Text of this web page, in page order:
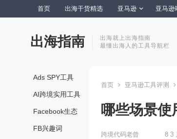
首页 出海干货精选 亚马逊 亚马逊
出海指南
出海就上出海指南
最懂出海人的工具导航栏
Ads SPY工具
AI跨境实用工具
Facebook生态
FB兴趣词
首页 亚马逊工具评测
哪些场景使
跨境代码老曾 8 3